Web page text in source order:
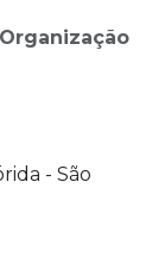
- São